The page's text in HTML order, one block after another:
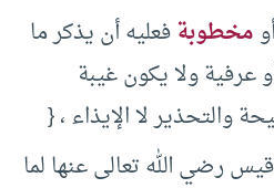
مخطوبةفعليه أن يذكر ما
ولا يكون غيبة
والتحذير لا الإيذاء ، {
رضي الله تعالى عنها لما